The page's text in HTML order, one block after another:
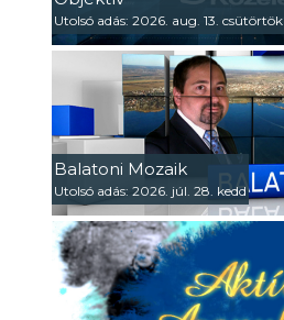
Utolsó adás: 2026. aug. 13. csütörtök
Balatoni Mozaik
Utolsó adás: 2026. júl. 28. kedd